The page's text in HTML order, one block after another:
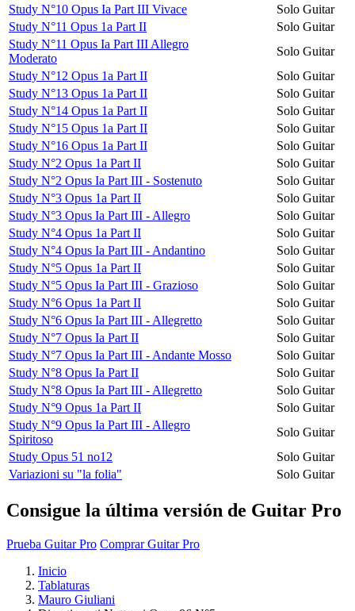
Study N°10 Opus Ia Part III Vivace
Solo Guitar
Study N°11 Opus 1a Part II
Solo Guitar
Study N°11 Opus Ia Part III Allegro
Moderato
Solo Guitar
Study N°12 Opus 1a Part II
Solo Guitar
Study N°13 Opus 1a Part II
Solo Guitar
Study N°14 Opus 1a Part II
Solo Guitar
Study N°15 Opus 1a Part II
Solo Guitar
Study N°16 Opus 1a Part II
Solo Guitar
Study N°2 Opus 1a Part II
Solo Guitar
Study N°2 Opus Ia Part III - Sostenuto
Solo Guitar
Study N°3 Opus 1a Part II
Solo Guitar
Study N°3 Opus Ia Part III - Allegro
Solo Guitar
Study N°4 Opus 1a Part II
Solo Guitar
Study N°4 Opus Ia Part III - Andantino
Solo Guitar
Study N°5 Opus 1a Part II
Solo Guitar
Study N°5 Opus Ia Part III - Grazioso
Solo Guitar
Study N°6 Opus 1a Part II
Solo Guitar
Study N°6 Opus Ia Part III - Allegretto
Solo Guitar
Study N°7 Opus Ia Part II
Solo Guitar
Study N°7 Opus Ia Part III - Andante Mosso
Solo Guitar
Study N°8 Opus Ia Part II
Solo Guitar
Study N°8 Opus Ia Part III - Allegretto
Solo Guitar
Study N°9 Opus 1a Part II
Solo Guitar
Study N°9 Opus Ia Part III - Allegro
Spiritoso
Solo Guitar
Study Opus 51 no12
Solo Guitar
Variazioni su "la folia"
Solo Guitar
Consigue la última versión de Guitar Pro
Prueba Guitar Pro Comprar Guitar Pro
Inicio
Tablaturas
Mauro Giuliani